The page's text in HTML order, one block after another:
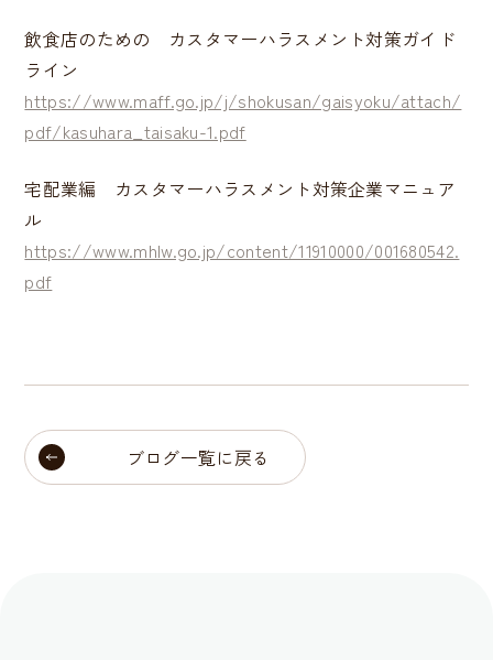
飲食店のための カスタマーハラスメント対策ガイド
ライン
https://www.maff.go.jp/j/shokusan/gaisyoku/attach/
pdf/kasuhara_taisaku-1.pdf
宅配業編 カスタマーハラスメント対策企業マニュア
ル
https://www.mhlw.go.jp/content/11910000/001680542.
pdf
ブログ一覧に戻る